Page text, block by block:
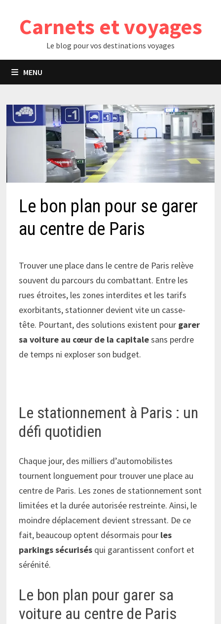
contenuCarnets et voyages
Le blog pour vos destinations voyages
MENU
Le bon plan pour se garer
au centre de Paris
Trouver une place dans le centre de Paris relève
souvent du parcours du combattant. Entre les
rues étroites, les zones interdites et les tarifs
exorbitants, stationner devient vite un casse-
tête. Pourtant, des solutions existent pour garer
sa voiture au cœur de la capitalesans perdre
de temps ni exploser son budget.
Le stationnement à Paris : un
défi quotidien
Chaque jour, des milliers d’automobilistes
tournent longuement pour trouver une place au
centre de Paris. Les zones de stationnement sont
limitées et la durée autorisée restreinte. Ainsi, le
moindre déplacement devient stressant. De ce
fait, beaucoup optent désormais pour les
parkings sécurisés qui garantissent confort et
sérénité.
Le bon plan pour garer sa
voiture au centre de Paris